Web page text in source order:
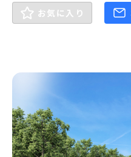
お気に入り